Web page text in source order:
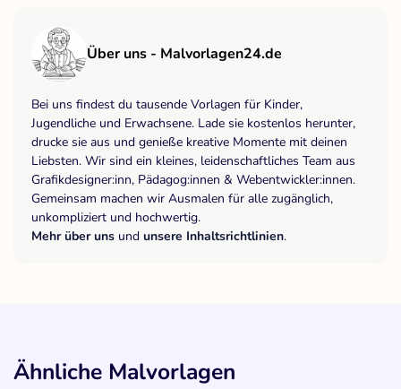
Über uns - Malvorlagen24.de
Bei uns findest du tausende Vorlagen für Kinder,
Jugendliche und Erwachsene. Lade sie kostenlos herunter,
drucke sie aus und genieße kreative Momente mit deinen
Liebsten. Wir sind ein kleines, leidenschaftliches Team aus
Grafikdesigner:inn, Pädagog:innen & Webentwickler:innen.
Gemeinsam machen wir Ausmalen für alle zugänglich,
unkompliziert und hochwertig.
Mehr über uns und unsere Inhaltsrichtlinien.
Ähnliche Malvorlagen